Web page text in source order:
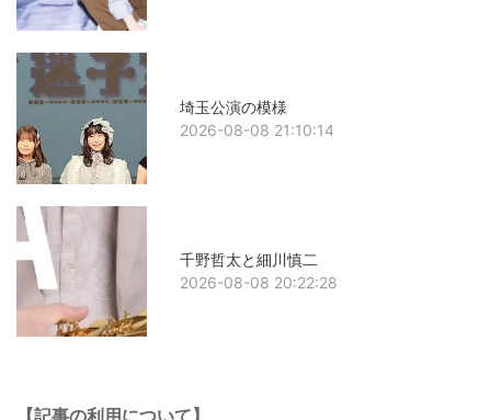
埼玉公演の模様
2026-08-08 21:10:14
千野哲太と細川慎二
2026-08-08 20:22:28
【記事の利用について】